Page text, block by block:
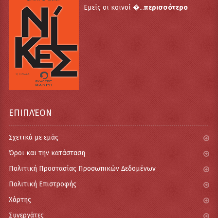
Εμείς οι κοινοί �...περισσότερο
ΕΠΙΠΛΈΟΝ
Σχετικά με εμάς
Όροι και την κατάσταση
Πολιτική Προστασίας Προσωπικών Δεδομένων
Πολιτική Επιστροφής
Χάρτης
Συνεργάτες